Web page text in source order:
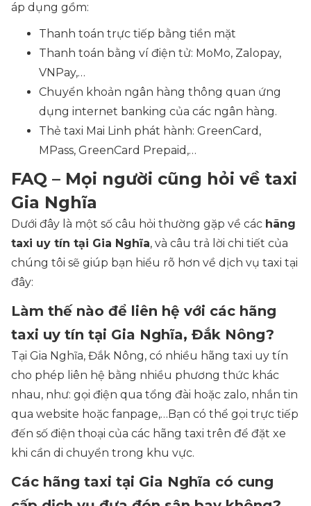
áp dụng gồm:
Thanh toán trực tiếp bằng tiền mặt
Thanh toán bằng ví điện tử: MoMo, Zalopay,
VNPay,…
Chuyển khoản ngân hàng thông quan ứng
dụng internet banking của các ngân hàng.
Thẻ taxi Mai Linh phát hành: GreenCard,
MPass, GreenCard Prepaid,…
FAQ – Mọi người cũng hỏi về taxi
Gia Nghĩa
Dưới đây là một số câu hỏi thường gặp về các hãng
taxi uy tín tại Gia Nghĩa, và câu trả lời chi tiết của
chúng tôi sẽ giúp bạn hiểu rõ hơn về dịch vụ taxi tại
đây:
Làm thế nào để liên hệ với các hãng
taxi uy tín tại Gia Nghĩa, Đắk Nông?
Tại Gia Nghĩa, Đắk Nông, có nhiều hãng taxi uy tín
cho phép liên hệ bằng nhiều phương thức khác
nhau, như: gọi điện qua tổng đài hoặc zalo, nhắn tin
qua website hoặc fanpage,…Bạn có thể gọi trực tiếp
đến số điện thoại của các hãng taxi trên để đặt xe
khi cần di chuyển trong khu vực.
Các hãng taxi tại Gia Nghĩa có cung